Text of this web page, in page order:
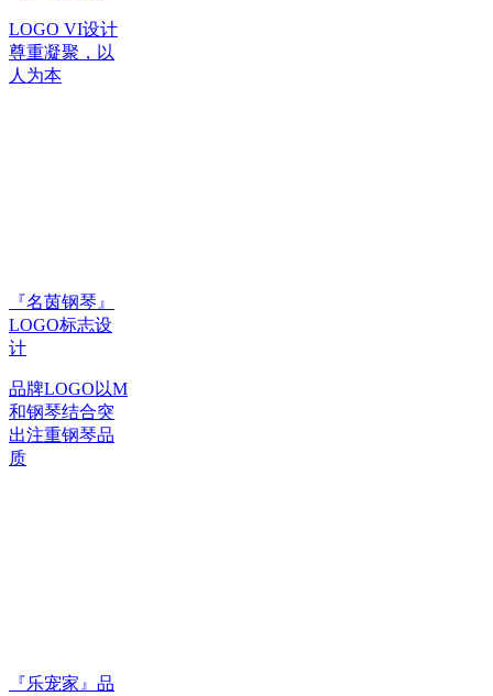
LOGO VI设计
尊重凝聚，以
人为本
『名茵钢琴』
LOGO标志设
计
品牌LOGO以M
和钢琴结合突
出注重钢琴品
质
『乐宠家』品